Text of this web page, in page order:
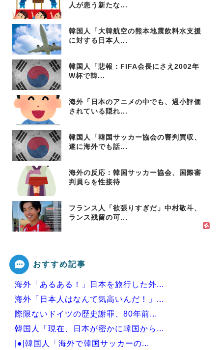
人が患う新たな...
韓国人「大韓航空の熊本地震飲料水支援
に対する日本人...
韓国人「悲報：FIFA会長にさえ2002年
W杯で韓...
海外「日本のアニメの中でも、過小評価
されている隠れ...
韓国人「韓国サッカー協会の審判買収、
遂に海外でも話...
海外の反応：韓国サッカー協会、国際審
判員らを性接待
フランス人「欲張りすぎだ」中村敬斗、
ランス残留の可...
おすすめ記事
海外「あるある！」日本を旅行した外...
海外「日本人はなんて気高いんだ！」...
際限ないドイツの歴史謝罪、80年前...
韓国人「現在、日本が密かに韓国から...
|●|韓国人「海外で韓国サッカーの...